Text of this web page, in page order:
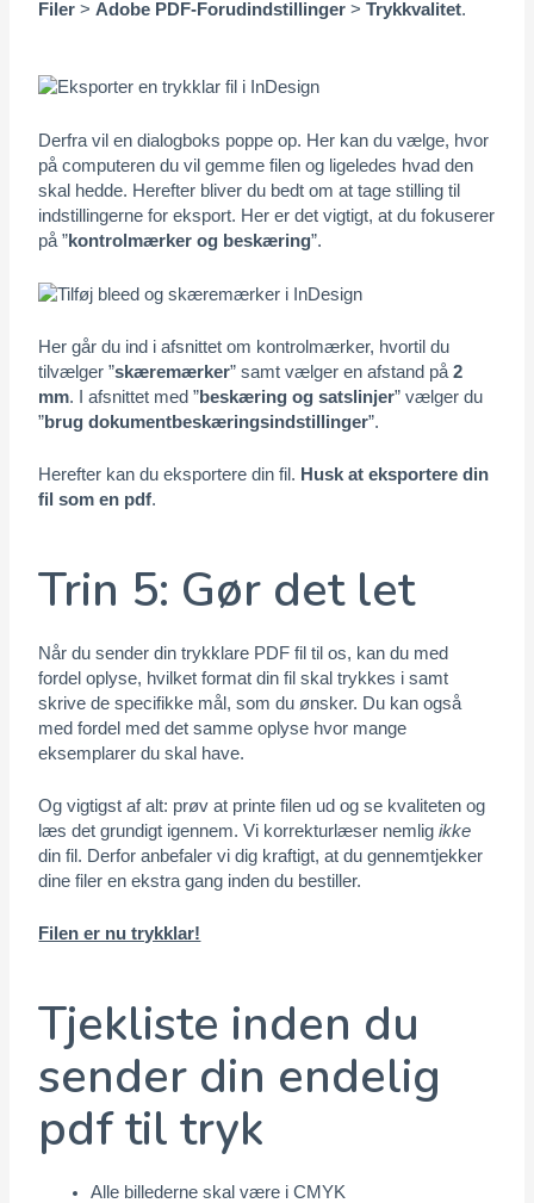
Filer >Adobe PDF-Forudindstillinger >Trykkvalitet.
Derfra vil en dialogboks poppe op. Her kan du vælge, hvor
på computeren du vil gemme filen og ligeledes hvad den
skal hedde. Herefter bliver du bedt om at tage stilling til
indstillingerne for eksport. Her er det vigtigt, at du fokuserer
på ”kontrolmærker og beskæring”.
Her går du ind i afsnittet om kontrolmærker, hvortil du
tilvælger ”skæremærker” samt vælger en afstand på2
mm. I afsnittet med ”beskæring og satslinjer” vælger du
”brug dokumentbeskæringsindstillinger”.
Herefter kan du eksportere din fil. Husk at eksportere din
fil som en pdf.
Trin 5: Gør det let
Når du sender din trykklare PDF fil til os, kan du med
fordel oplyse, hvilket format din fil skal trykkes i samt
skrive de specifikke mål, som du ønsker. Du kan også
med fordel med det samme oplyse hvor mange
eksemplarer du skal have.
Og vigtigst af alt: prøv at printe filen ud og se kvaliteten og
læs det grundigt igennem. Vi korrekturlæser nemligikke
din fil. Derfor anbefaler vi dig kraftigt, at du gennemtjekker
dine filer en ekstra gang inden du bestiller.
Filen er nu trykklar!
Tjekliste inden du
sender din endelig
pdf til tryk
Alle billederne skal være i CMYK